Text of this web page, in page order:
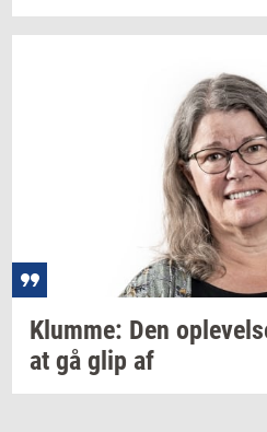
Klum­me: Den
at gå glip af